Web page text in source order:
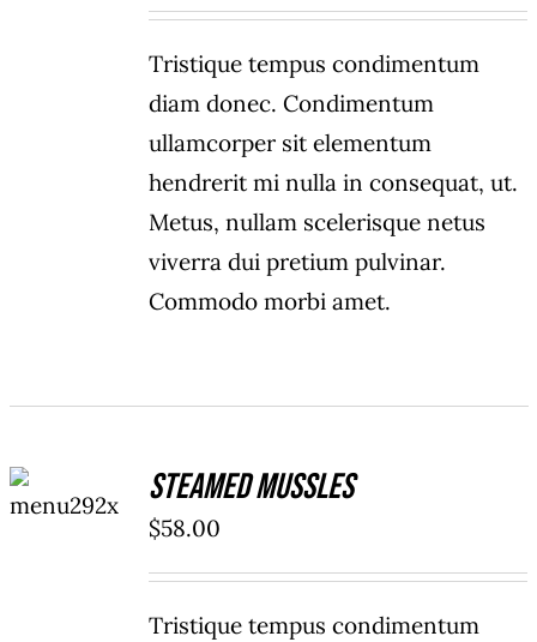
Tristique tempus condimentum
diam donec. Condimentum
ullamcorper sit elementum
hendrerit mi nulla in consequat, ut.
Metus, nullam scelerisque netus
viverra dui pretium pulvinar.
Commodo morbi amet.
CART
/
Steamed Mussles
$58.00
Tristique tempus condimentum